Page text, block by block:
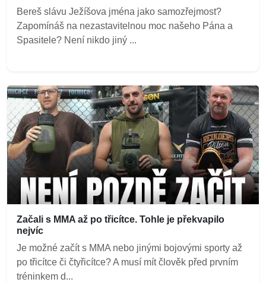
Bereš slávu Ježíšova jména jako samozřejmost?
Zapomínáš na nezastavitelnou moc našeho Pána a
Spasitele? Není nikdo jiný ...
Začali s MMA až po třicítce. Tohle je překvapilo
nejvíc
Je možné začít s MMA nebo jinými bojovými sporty až
po třicítce či čtyřicítce? A musí mít člověk před prvním
tréninkem d...